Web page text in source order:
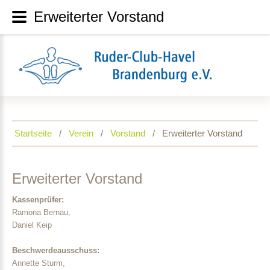
Startseite Verein Vorstand Erweiterter Vorstand
Erweiterter Vorstand
Kassenprüfer:
Ramona Bernau,
Daniel Keip
Beschwerdeausschuss:
Annette Sturm,
Erweiterter Vorstand